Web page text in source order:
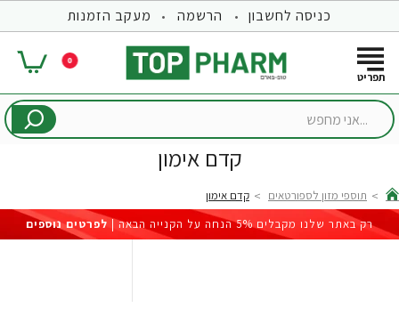
כניסה לחשבון הרשמה מעקב הזמנות
0
...אני
קדם אימון
home
תוספי מזון לספורטאים
קדם אימון
רק באתר שלנו מקבלים 5% הנחה על הקנייה הבאה |
לפרטים נוספים